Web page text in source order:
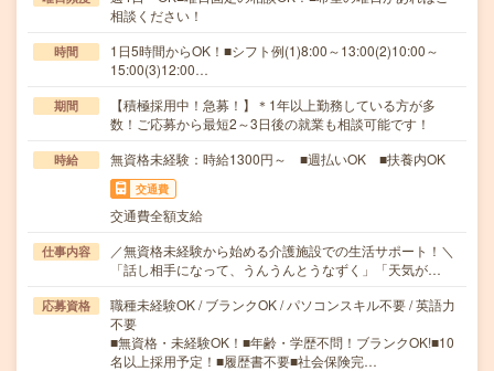
相談ください！
時間
1日5時間からOK！■シフト例(1)8:00～13:00(2)10:00～
15:00(3)12:00…
期間
【積極採用中！急募！】＊1年以上勤務している方が多
数！ご応募から最短2～3日後の就業も相談可能です！
時給 無資格未経験：時給1300円～ ■週払いOK ■扶養内OK
交通費
交通費全額支給
仕事内容
／無資格未経験から始める介護施設での生活サポート！＼
「話し相手になって、うんうんとうなずく」「天気が…
応募資格
職種未経験OK / ブランクOK / パソコンスキル不要 / 英語力
不要
■無資格・未経験OK！■年齢・学歴不問！ブランクOK!■10
名以上採用予定！■履歴書不要■社会保険完…